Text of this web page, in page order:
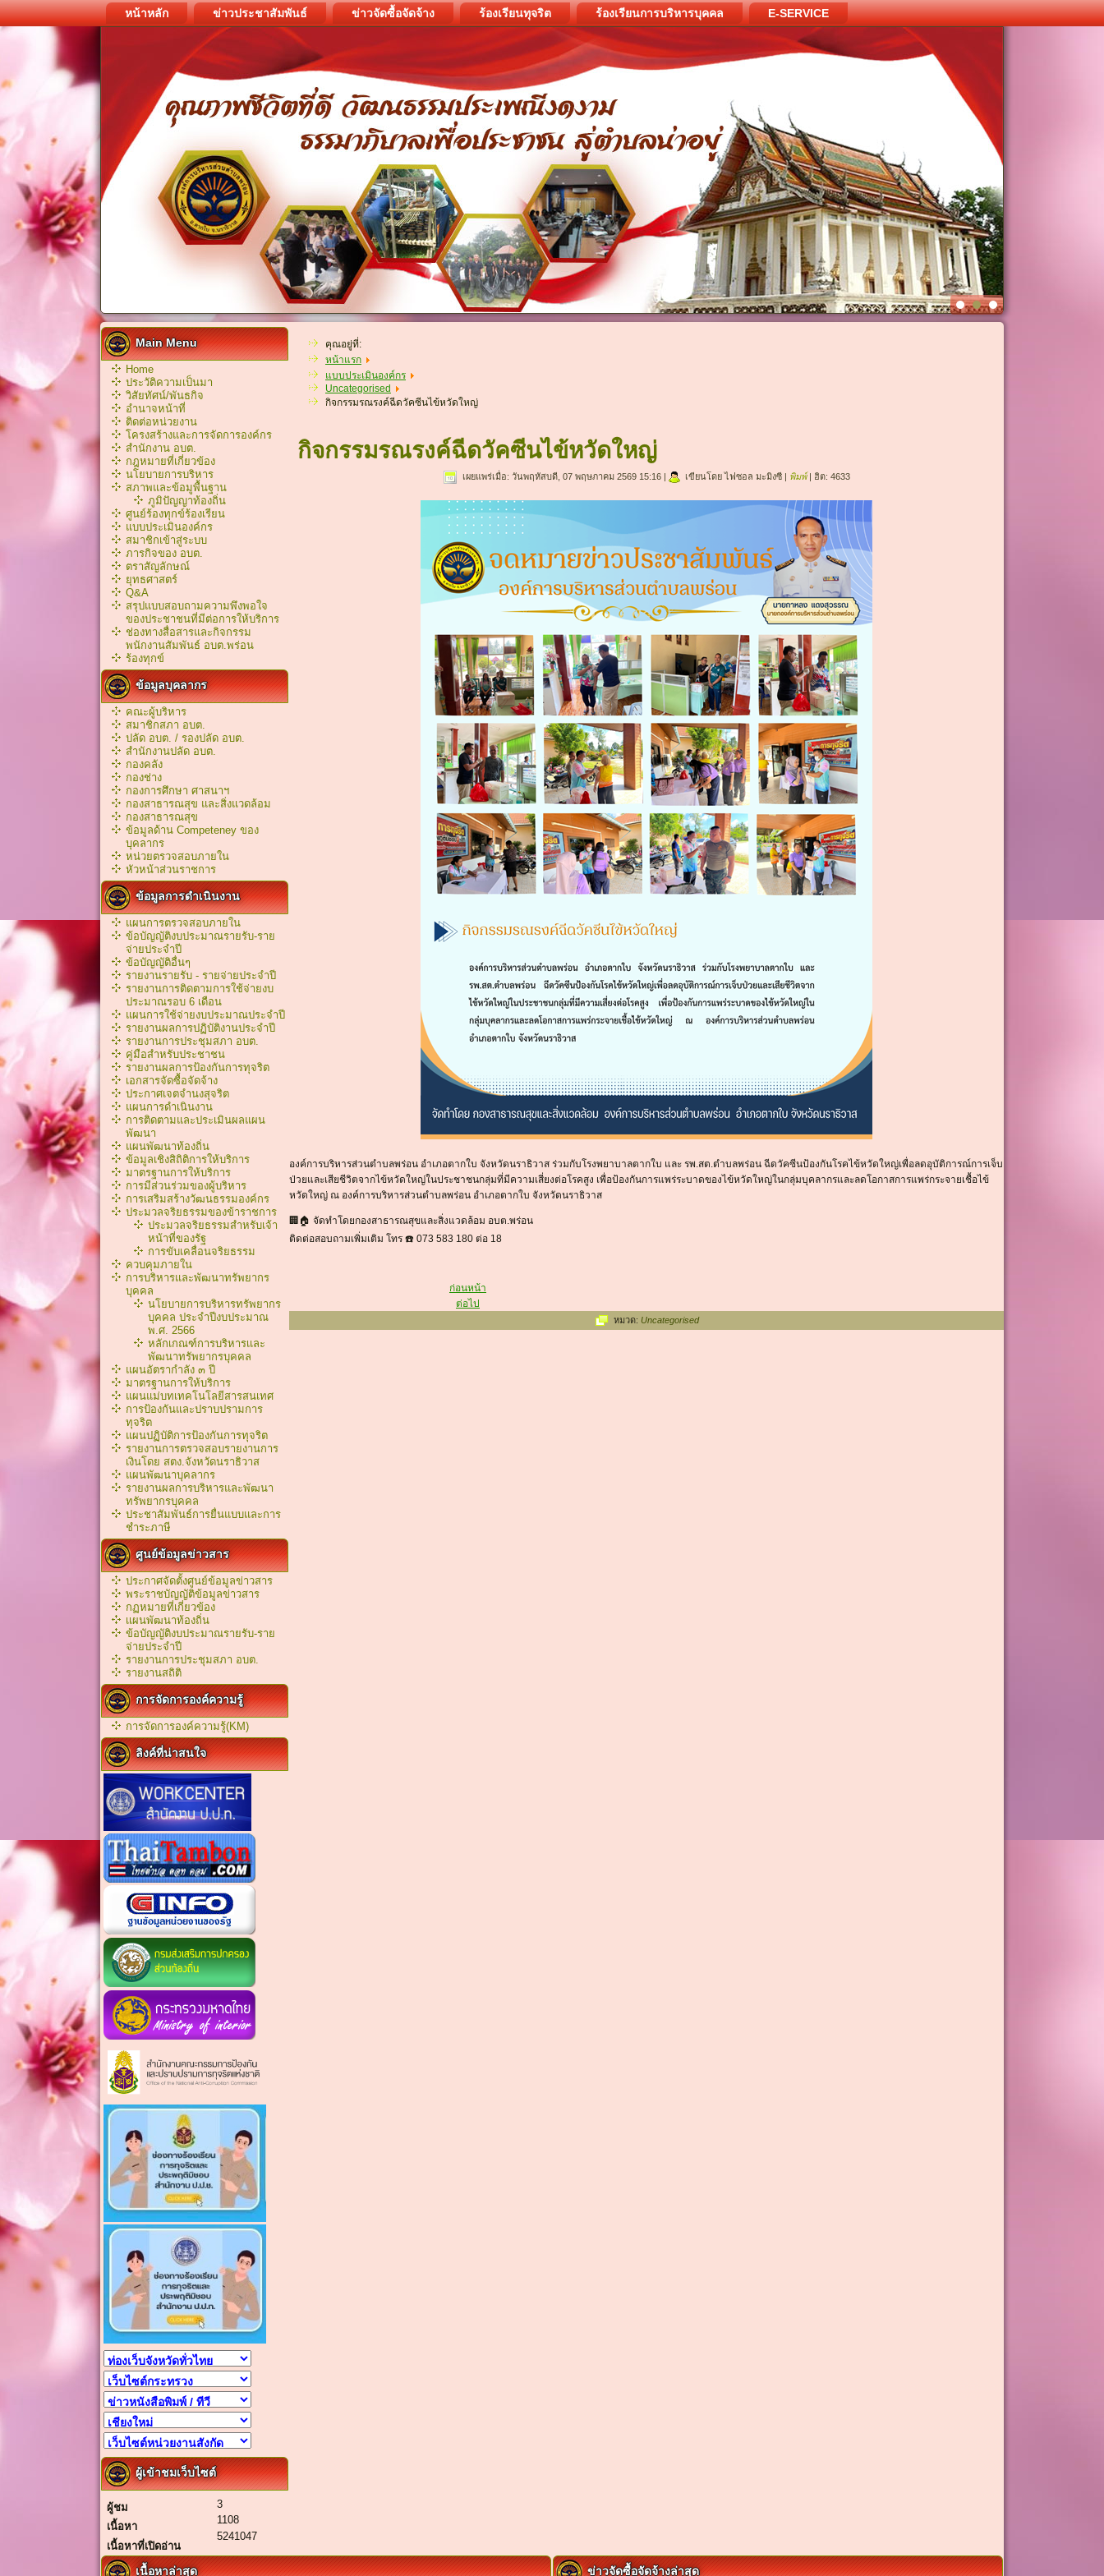
หน้าหลัก ข่าวประชาสัมพันธ์ ข่าวจัดซื้อจัดจ้าง ร้องเรียนทุจริต ร้องเรียนการบริหารบุคคล E-SERVICE
Main Menu
Home
ประวัติความเป็นมา
วิสัยทัศน์/พันธกิจ
อำนาจหน้าที่
ติดต่อหน่วยงาน
โครงสร้างและการจัดการองค์กร
สำนักงาน อบต.
กฎหมายที่เกี่ยวข้อง
นโยบายการบริหาร
สภาพและข้อมูพื้นฐาน
ภูมิปัญญาท้องถิ่น
ศูนย์ร้องทุกข์ร้องเรียน
แบบประเมินองค์กร
สมาชิกเข้าสู่ระบบ
ภารกิจของ อบต.
ตราสัญลักษณ์
ยุทธศาสตร์
Q&A
สรุปแบบสอบถามความพึงพอใจ
ของประชาชนที่มีต่อการให้บริการ
ช่องทางสื่อสารและกิจกรรม
พนักงานสัมพันธ์ อบต.พร่อน
ร้องทุกข์
ข้อมูลบุคลากร
คณะผู้บริหาร
สมาชิกสภา อบต.
ปลัด อบต. / รองปลัด อบต.
สำนักงานปลัด อบต.
กองคลัง
กองช่าง
กองการศึกษา ศาสนาฯ
กองสาธารณสุข และสิ่งแวดล้อม
กองสาธารณสุข
ข้อมูลด้าน Competeney ของ
บุคลากร
หน่วยตรวจสอบภายใน
หัวหน้าส่วนราชการ
ข้อมูลการดำเนินงาน
แผนการตรวจสอบภายใน
ข้อบัญญัติงบประมาณรายรับ-ราย
จ่ายประจำปี
ข้อบัญญัติอื่นๆ
รายงานรายรับ - รายจ่ายประจำปี
รายงานการติดตามการใช้จ่ายงบ
ประมาณรอบ 6 เดือน
แผนการใช้จ่ายงบประมาณประจำปี
รายงานผลการปฏิบัติงานประจำปี
รายงานการประชุมสภา อบต.
คู่มือสำหรับประชาชน
รายงานผลการป้องกันการทุจริต
เอกสารจัดซื้อจัดจ้าง
ประกาศเจตจำนงสุจริต
แผนการดำเนินงาน
การติดตามและประเมินผลแผน
พัฒนา
แผนพัฒนาท้องถิ่น
ข้อมูลเชิงสิถิติการให้บริการ
มาตรฐานการให้บริการ
การมีส่วนร่วมของผู้บริหาร
การเสริมสร้างวัฒนธรรมองค์กร
ประมวลจริยธรรมของข้าราชการ
ประมวลจริยธรรมสำหรับเจ้า
หน้าที่ของรัฐ
การขับเคลื่อนจริยธรรม
ควบคุมภายใน
การบริหารและพัฒนาทรัพยากร
บุคคล
นโยบายการบริหารทรัพยากร
บุคคล ประจำปีงบประมาณ
พ.ศ. 2566
หลักเกณฑ์การบริหารเเละ
พัฒนาทรัพยากรบุคคล
แผนอัตรากำลัง ๓ ปี
มาตรฐานการให้บริการ
แผนแม่บทเทคโนโลยีสารสนเทศ
การป้องกันและปราบปรามการ
ทุจริต
แผนปฏิบัติการป้องกันการทุจริต
รายงานการตรวจสอบรายงานการ
เงินโดย สตง.จังหวัดนราธิวาส
แผนพัฒนาบุคลากร
รายงานผลการบริหารและพัฒนา
ทรัพยากรบุคคล
ประชาสัมพันธ์การยื่นแบบและการ
ชำระภาษี
ศูนย์ข้อมูลข่าวสาร
ประกาศจัดตั้งศูนย์ข้อมูลข่าวสาร
พระราชบัญญัติข้อมูลข่าวสาร
กฏหมายที่เกี่ยวข้อง
เเผนพัฒนาท้องถิ่น
ข้อบัญญัติงบประมาณรายรับ-ราย
จ่ายประจำปี
รายงานการประชุมสภา อบต.
รายงานสถิติ
การจัดการองค์ความรู้
การจัดการองค์ความรู้(KM)
ลิงค์ที่น่าสนใจ
ผู้เข้าชมเว็บไซต์
ผู้ชม
3
เนื้อหา
1108
เนื้อหาที่เปิดอ่าน
5241047
คุณอยู่ที่:
หน้าแรก
แบบประเมินองค์กร
Uncategorised
กิจกรรมรณรงค์ฉีดวัคซีนไข้หวัดใหญ่
กิจกรรมรณรงค์ฉีดวัคซีนไข้หวัดใหญ่
เผยแพร่เมื่อ: วันพฤหัสบดี, 07 พฤษภาคม 2569 15:16 | เขียนโดย ไฟซอล มะมิงซี | พิมพ์ | ฮิต: 4633
องค์การบริหารส่วนตำบลพร่อน อำเภอตากใบ จังหวัดนราธิวาส ร่วมกับโรงพยาบาลตากใบ และ รพ.สต.ตำบลพร่อน ฉีดวัคซีนป้องกันโรคไข้หวัดใหญ่เพื่อลดอุบัติการณ์การเจ็บ
ป่วยและเสียชีวิตจากไข้หวัดใหญ่ในประชาชนกลุ่มที่มีความเสี่ยงต่อโรคสูง เพื่อป้องกันการแพร่ระบาดของไข้หวัดใหญ่ในกลุ่มบุคลากรและลดโอกาสการแพร่กระจายเชื้อไข้
หวัดใหญ่ ณ องค์การบริหารส่วนตำบลพร่อน อำเภอตากใบ จังหวัดนราธิวาส
🏢🏠 จัดทำโดยกองสาธารณสุขและสิ่งแวดล้อม อบต.พร่อน
ติดต่อสอบถามเพิ่มเติม โทร ☎️ 073 583 180 ต่อ 18
ก่อนหน้า
ต่อไป
หมวด: Uncategorised
เนื้อหาล่าสุด ข่าวจัดซื้อจัดจ้างล่าสุด